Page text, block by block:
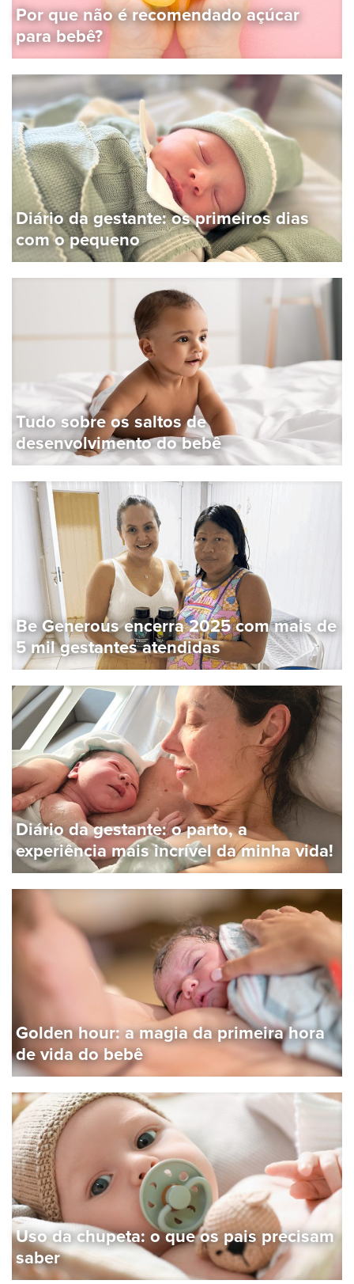
Por que não é recomendado açúcar
para bebê?
Diário da gestante: os primeiros dias
com o pequeno
Tudo sobre os saltos de
desenvolvimento do bebê
Be Generous encerra 2025 com mais de
5 mil gestantes atendidas
Diário da gestante: o parto, a
experiência mais incrível da minha vida!
Golden hour: a magia da primeira hora
de vida do bebê
Uso da chupeta: o que os pais precisam
saber